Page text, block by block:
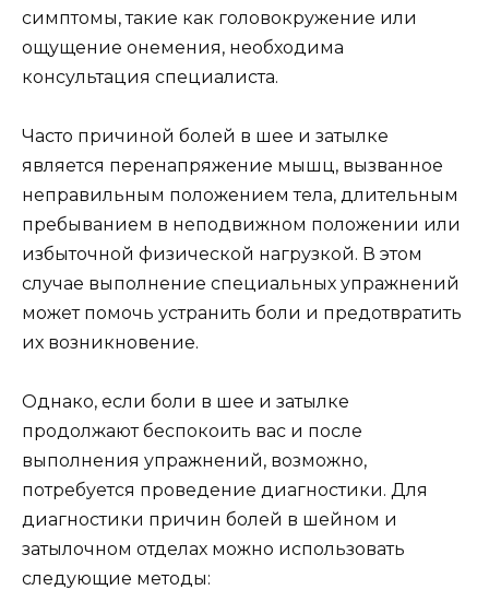
симптомы, такие как головокружение или
ощущение онемения, необходима
консультация специалиста.
Часто причиной болей в шее и затылке
является перенапряжение мышц, вызванное
неправильным положением тела, длительным
пребыванием в неподвижном положении или
избыточной физической нагрузкой. В этом
случае выполнение специальных упражнений
может помочь устранить боли и предотвратить
их возникновение.
Однако, если боли в шее и затылке
продолжают беспокоить вас и после
выполнения упражнений, возможно,
потребуется проведение диагностики. Для
диагностики причин болей в шейном и
затылочном отделах можно использовать
следующие методы: